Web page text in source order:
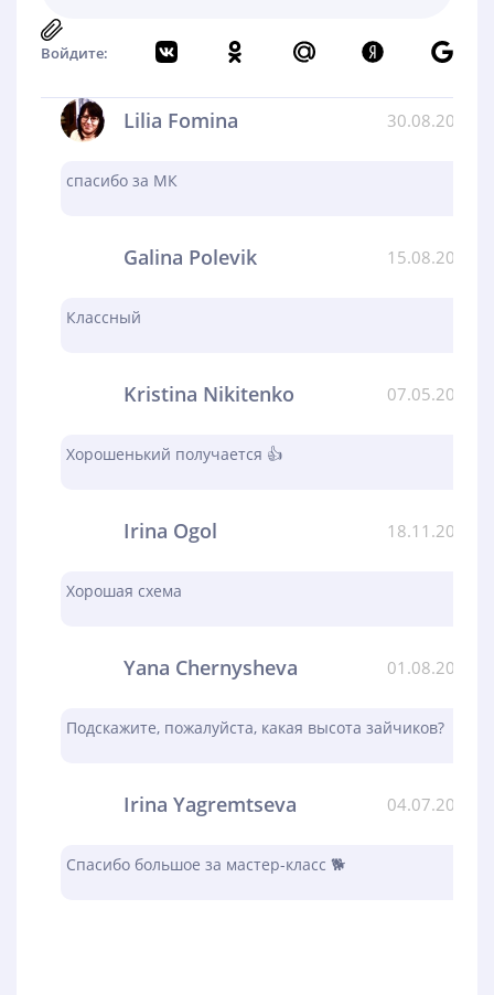
Войдите:
Lilia Fomina 30.08.2024
спасибо за МК
Galina Polevik 15.08.2024
Классный
Kristina Nikitenko 07.05.2024
Хорошенький получается 👍
Irina Ogol 18.11.2023
Хорошая схема
Yana Chernysheva 01.08.2023
Подскажите, пожалуйста, какая высота зайчиков?
Irina Yagremtseva 04.07.2023
Спасибо большое за мастер-класс 🐕